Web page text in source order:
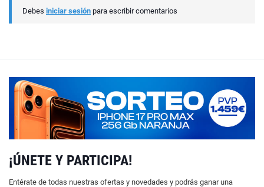
Debes iniciar sesión para escribir comentarios
¡ÚNETE Y PARTICIPA!
Entérate de todas nuestras ofertas y novedades y podrás ganar una